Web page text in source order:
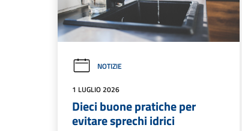
NOTIZIE
1 LUGLIO 2026
Dieci buone pratiche per
evitare sprechi idrici